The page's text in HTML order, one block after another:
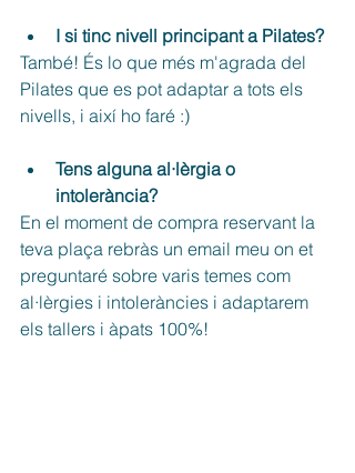
I si tinc nivell principant a Pilates?
També! És lo que més m'agrada del
Pilates que es pot adaptar a tots els
nivells, i així ho faré :)
Tens alguna al·lèrgia o
intolerància?
En el moment de compra reservant la
teva plaça rebràs un email meu on et
preguntaré sobre varis temes com
al·lèrgies i intoleràncies i adaptarem
els tallers i àpats 100%!